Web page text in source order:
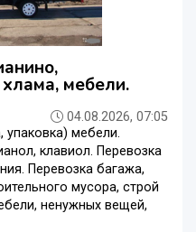
мебели.
04.08.2026, 07:05
упаковка) мебели.
клавиол. Перевозка
Перевозка багажа,
мусора, строй
ненужных вещей,